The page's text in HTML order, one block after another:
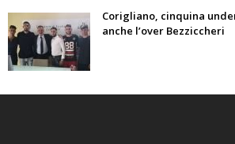
Corigliano, cinquina
anche l’over Bezziccheri